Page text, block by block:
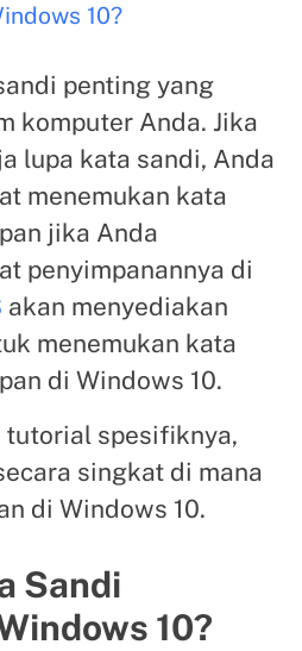
10?
penting yang
komputer Anda. Jika
lupa kata sandi, Anda
menemukan kata
jika Anda
penyimpanannya di
akan menyediakan
menemukan kata
di Windows 10.
tutorial spesifiknya,
singkat di mana
di Windows 10.
Sandi
10?